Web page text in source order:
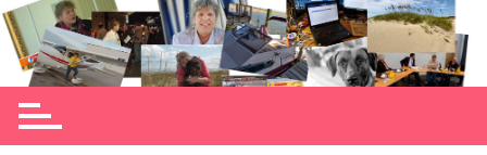
Skip
to
content
Michaela Merz's personal blog site